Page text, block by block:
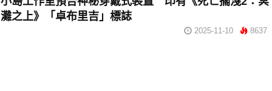
灘之上》「卓布里吉」標誌
2025-11-10 8637